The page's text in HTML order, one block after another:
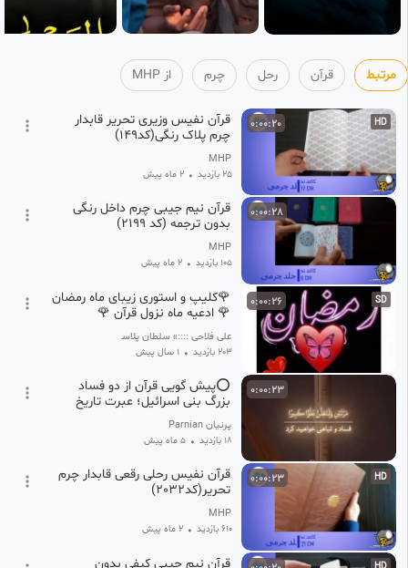
2 ماه پیش
مرتبط قرآن رحل چرم از MHP
HD
0:00:20
قرآن نفیس وزیری تحریر قابدار
چرم پلاک رنگی(کد149)
MHP
25 بازدید • 2 ماه پیش
0:00:28
قرآن نیم جیبی چرم داخل رنگی
بدون ترجمه (کد ۲۱۹۹)
MHP
105 بازدید • 2 ماه پیش
SD
0:00:26
🌹کلیپ و استوری زیبای ماه رمضان
🌹 ادعیه ماه نزول قرآن 🌹
علی فلاحی ::::» سلطان پلاسمای خون ایران
203 بازدید • 1 سال پیش
0:00:23
⭕️پیش گویی قرآن از دو فساد
بزرگ بنی اسرائیل؛ عبرت تاریخ
پرنیان Parnian
18 بازدید • 5 ماه پیش
HD
0:00:23
قرآن نفیس رحلی رقعی قابدار چرم
تحریر(کد2032)
MHP
610 بازدید • 2 ماه پیش
قرآن نیم جیبی کیفی بدون